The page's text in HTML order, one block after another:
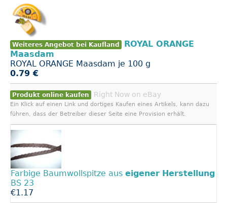
Weiteres Angebot bei Kaufland
ROYAL ORANGE
Maasdam
ROYAL ORANGE Maasdam je 100 g
0.79 €
Produkt online kaufen Right Now on eBay
Ein Klick auf einen Link und dortiges Kaufen eines Artikels, kann dazu
führen, dass der Betreiber dieser Seite eine Provision erhält.
Farbige Baumwollspitze aus eigener Herstellung
BS 23
€1.17